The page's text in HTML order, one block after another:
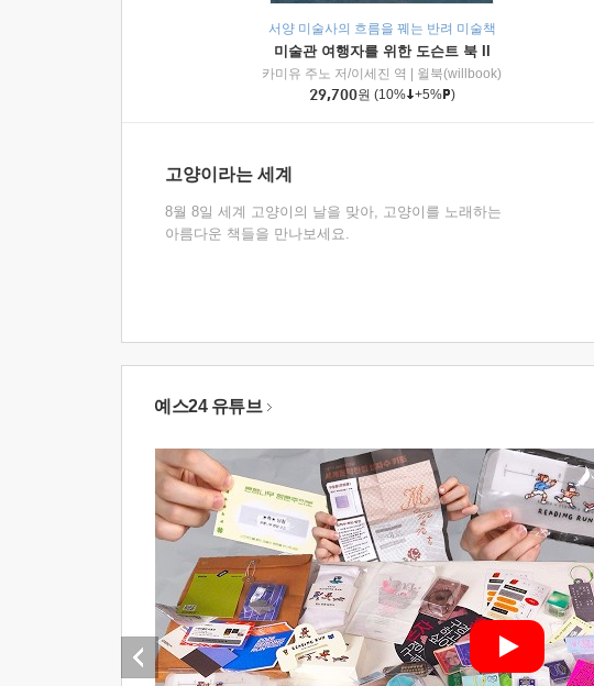
서양 미술사의 흐름을 꿰는 반려 미술책
미술관 여행자를 위한 도슨트 북 II
카미유 주노 저/이세진 역
윌북(willbook)
29,700원 (10% +5% )
고양이라는 세계
8월 8일 세계 고양이의 날을 맞아, 고양이를 노래하는
아름다운 책들을 만나보세요.
예스24 유튜브